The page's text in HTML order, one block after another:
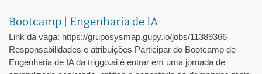
Bootcamp | Engenharia de IA
Link da vaga: https://gruposysmap.gupy.io/jobs/11389366
Responsabilidades e atribuições Participar do Bootcamp de
Engenharia de IA da triggo.ai é entrar em uma jornada de